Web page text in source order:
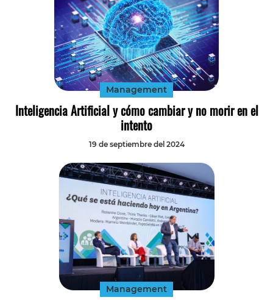
Management
Inteligencia Artificial y cómo cambiar y no morir en el
intento
19 de septiembre del 2024
Management